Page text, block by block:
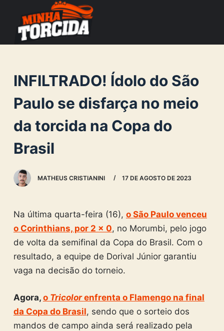
c
o
n
e
INFILTRADO! Ídolo do São
Paulo se disfarça no meio
da torcida na Copa do
Brasil
MATHEUS CRISTIANINI 17 DE AGOSTO DE 2023
Na última quarta-feira (16), o São Paulo venceu
o Corinthians, por 2 x 0, no Morumbi, pelo jogo
de volta da semifinal da Copa do Brasil. Com o
resultado, a equipe de Dorival Júnior garantiu
vaga na decisão do torneio.
Agora, o Tricolorenfrenta o Flamengo na final
da Copa do Brasil, sendo que o sorteio dos
mandos de campo ainda será realizado pela